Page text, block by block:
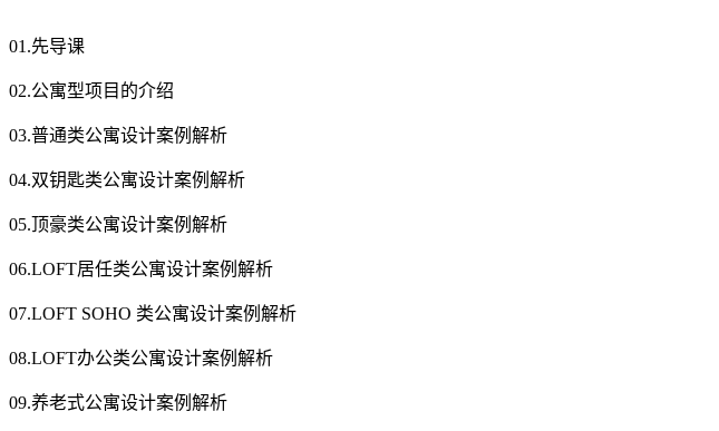
01.先导课
02.公寓型项目的介绍
03.普通类公寓设计案例解析
04.双钥匙类公寓设计案例解析
05.顶豪类公寓设计案例解析
06.LOFT居任类公寓设计案例解析
07.LOFT SOHO 类公寓设计案例解析
08.LOFT办公类公寓设计案例解析
09.养老式公寓设计案例解析